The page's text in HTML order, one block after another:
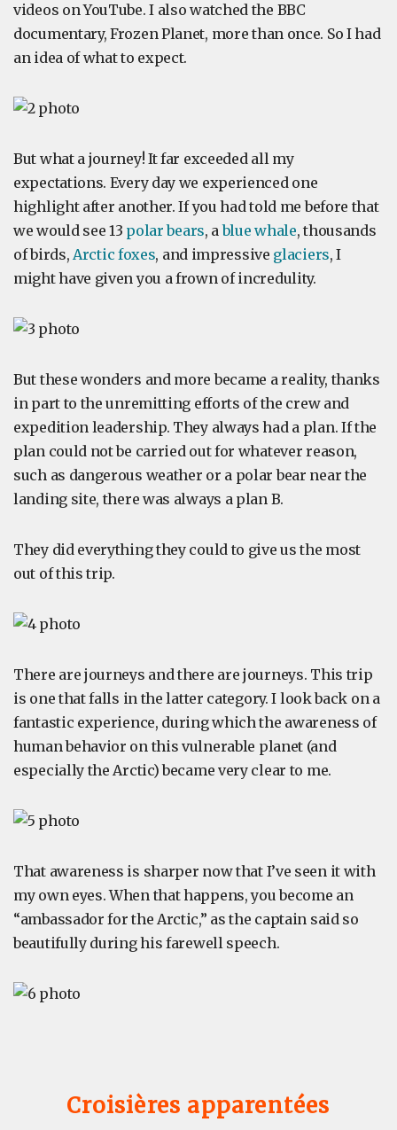
videos on YouTube. I also watched the BBC
documentary, Frozen Planet, more than once. So I had
an idea of ​​what to expect.
But what a journey! It far exceeded all my
expectations. Every day we experienced one
highlight after another. If you had told me before that
we would see 13 polar bears, ablue whale, thousands
of birds, Arctic foxes, and impressive glaciers, I
might have given you a frown of incredulity.
But these wonders and more became a reality, thanks
in part to the unremitting efforts of the crew and
expedition leadership. They always had a plan. If the
plan could not be carried out for whatever reason,
such as dangerous weather or a polar bear near the
landing site, there was always a plan B.
They did everything they could to give us the most
out of this trip.
There are journeys and there are journeys. This trip
is one that falls in the latter category. I look back on a
fantastic experience, during which the awareness of
human behavior on this vulnerable planet (and
especially the Arctic) became very clear to me.
That awareness is sharper now that I’ve seen it with
my own eyes. When that happens, you become an
“ambassador for the Arctic,” as the captain said so
beautifully during his farewell speech.
Croisières apparentées